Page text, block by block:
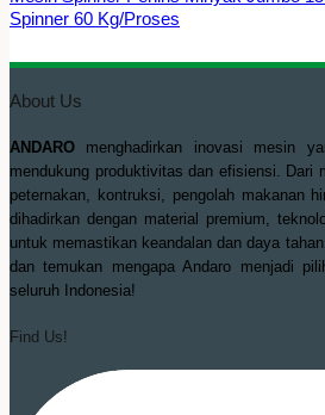
Spinner 60 Kg/Proses
About Us
ANDARO menghadirkan inovasi mesin
mendukung produktivitas dan efisiensi. Dari
peternakan, kontruksi, pengolah makanan
dihadirkan dengan material premium,
untuk memastikan keandalan dan daya
dan temukan mengapa Andaro menjadi
seluruh Indonesia!
Find Us!